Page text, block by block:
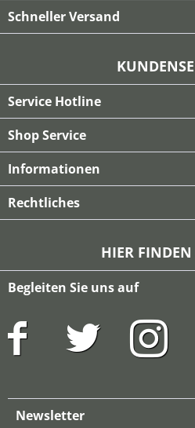
Schneller Versand
Service Hotline
Shop Service
Informationen
Rechtliches
HIER
Begleiten Sie uns auf
Newsletter